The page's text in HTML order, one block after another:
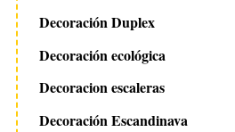
Decoración Duplex
Decoración ecológica
Decoracion escaleras
Decoración Escandinava